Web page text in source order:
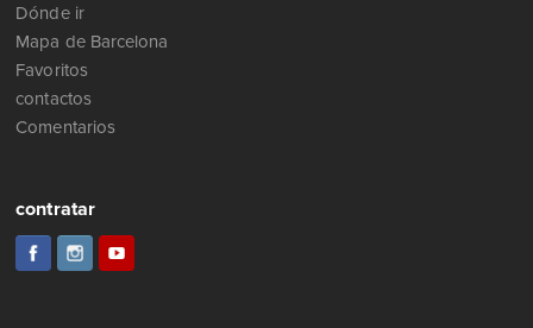
Dónde ir
Mapa de Barcelona
Favoritos
contactos
Comentarios
contratar